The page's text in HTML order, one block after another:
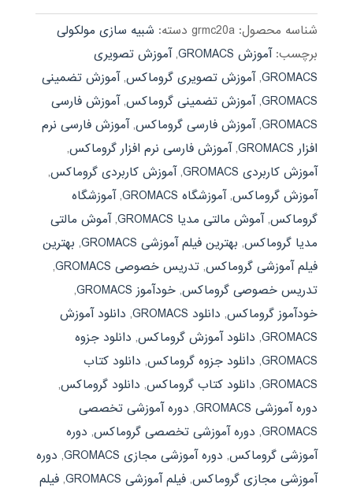
بود.
شناسه محصول: grmc20a دسته: شبیه سازی مولکولی
برچسب:آموزش GROMACS ,آموزش تصویری
GROMACS
,آموزش تصویری گروماکس,آموزش تضمینی
GROMACS
,آموزش تضمینی گروماکس,آموزش فارسی
GROMACS
,آموزش فارسی گروماکس,آموزش فارسی نرم
افزار GROMACS
,آموزش فارسی نرم افزار گروماکس,
آموزش کاربردی GROMACS
,آموزش کاربردی گروماکس,
آموزش گروماکس,آموزشگاه GROMACS ,آموزشگاه
گروماکس,آموش مالتی مدیا GROMACS ,آموش مالتی
مدیا گروماکس, بهترین فیلم آموزشی GROMACS , بهترین
فیلم آموزشی گروماکس, تدریس خصوصی GROMACS
,
تدریس خصوصی گروماکس, خودآموز GROMACS
,
خودآموز گروماکس, دانلود GROMACS , دانلود آموزش
GROMACS
, دانلود آموزش گروماکس, دانلود جزوه
GROMACS
, دانلود جزوه گروماکس, دانلود کتاب
GROMACS
, دانلود کتاب گروماکس, دانلود گروماکس,
دوره آموزشی GROMACS
, دوره آموزشی تخصصی
GROMACS
, دوره آموزشی تخصصی گروماکس, دوره
آموزشی گروماکس, دوره آموزشی مجازی GROMACS , دوره
آموزشی مجازی گروماکس, فیلم آموزشی GROMACS , فیلم